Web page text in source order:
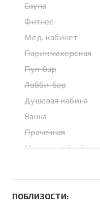
Сауна
Фитнес
Мед. кабинет
Парикмахерская
Пул-бар
Лобби-бар
Душевая кабина
Ванна
Прачечная
Место для барбекю
ПОБЛИЗОСТИ: